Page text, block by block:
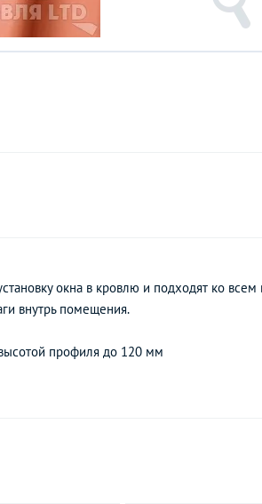
окна в кровлю и подходят ко
внутрь помещения.
профиля до 120 мм